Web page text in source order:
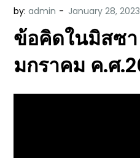
by:admin
ข้อคิดในมิสซา
มกราคม ค.ศ